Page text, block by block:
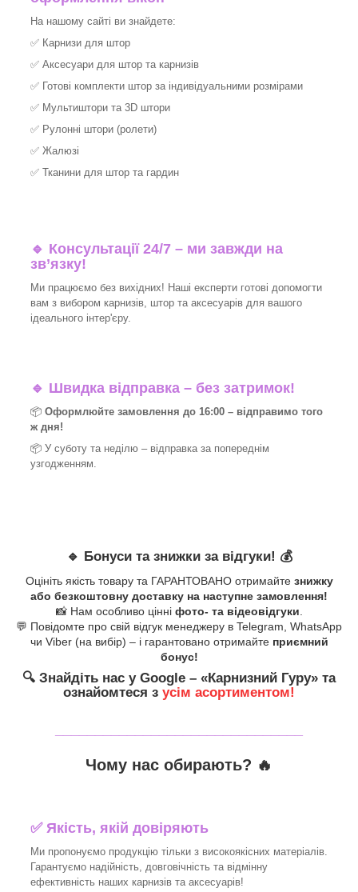
На нашому сайті ви знайдете:
✅ Карнизи для штор
✅ Аксесуари для штор та карнизів
✅ Готові комплекти штор за індивідуальними розмірами
✅ Мультиштори та 3D штори
✅ Рулонні штори (ролети)
✅ Жалюзі
✅ Тканини для штор та гардин
🔹 Консультації 24/7 – ми завжди на
зв’язку!
Ми працюємо без вихідних! Наші експерти готові допомогти
вам з вибором карнизів, штор та аксесуарів для вашого
ідеального інтер'єру.​
🔹 Швидка відправка – без затримок!
📦 Оформлюйте замовлення до 16:00 – відправимо того
ж дня!
📦 У суботу та неділю – відправка за попереднім
узгодженням.
🔹 Бонуси та знижки за відгуки! 💰
Оцініть якість товару та ГАРАНТОВАНО отримайте знижку
або безкоштовну доставку на наступне замовлення!
📸 Нам особливо цінні фото- та відеовідгуки
💬 Повідомте про свій відгук менеджеру в Telegram, WhatsApp
чи Viber (на вибір) – і гарантовано отримайте приємний
бонус!
🔍 Знайдіть нас у Google – «Карнизний Гуру» та
ознайомтеся з усім асортиментом!
Чому нас обирають? 🔥
✅Якість, якій довіряють
Ми пропонуємо продукцію тільки з високоякісних матеріалів.
Гарантуємо надійність, довговічність та відмінну
ефективність наших карнизів та аксесуарів!​